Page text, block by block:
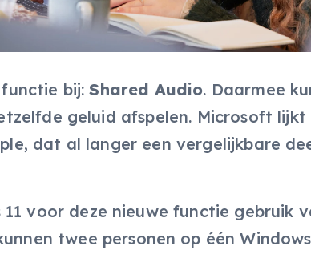
functie bij:Shared Audio. Daarmee
geluid afspelen. Microsoft lijkt
dat al langer een vergelijkbare
voor deze nieuwe functie gebruik
twee personen op één